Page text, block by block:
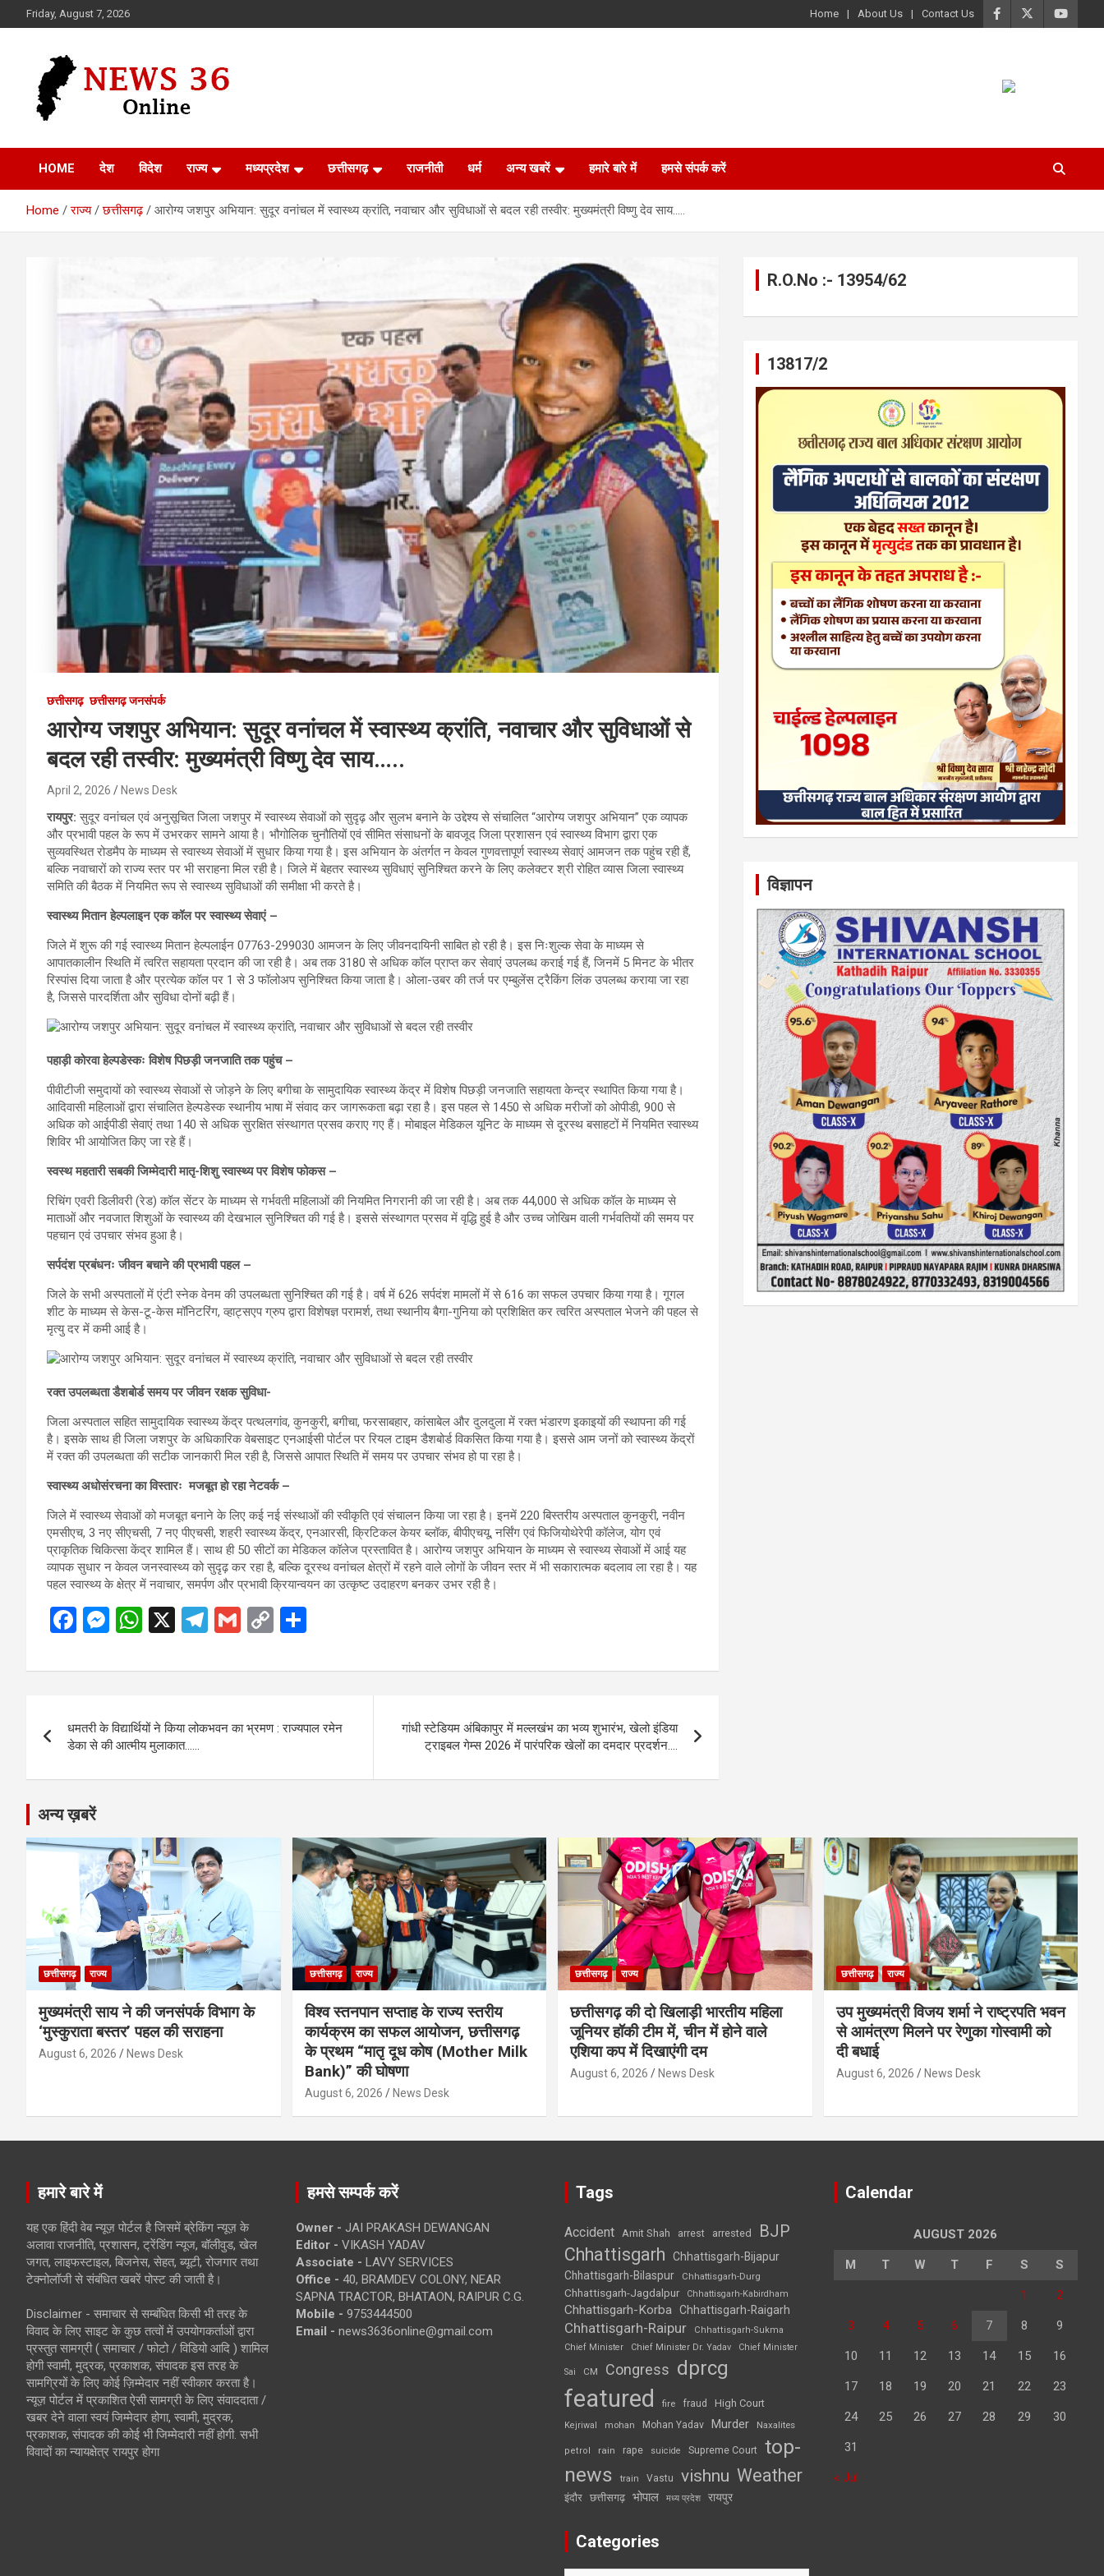
to
Friday, August 7, 2026 Home About Us Contact Us
News 36
HOME देश विदेश राज्य मध्यप्रदेश छत्तीसगढ़ राजनीती धर्म अन्य खबरें हमारे बारे में हमसे संपर्क करें
Home राज्य छत्तीसगढ़ आरोग्य जशपुर अभियान: सुदूर वनांचल में स्वास्थ्य क्रांति, नवाचार और सुविधाओं से बदल रही तस्वीर: मुख्यमंत्री विष्णु देव साय…..
छत्तीसगढ़ छत्तीसगढ़ जनसंपर्क
आरोग्य जशपुर अभियान: सुदूर वनांचल में स्वास्थ्य क्रांति, नवाचार और सुविधाओं से
बदल रही तस्वीर: मुख्यमंत्री विष्णु देव साय…..
April 2, 2026 News Desk
रायपुर:सुदूर वनांचल एवं अनुसूचित जिला जशपुर में स्वास्थ्य सेवाओं को सुदृढ़ और सुलभ बनाने के उद्देश्य से संचालित “आरोग्य जशपुर अभियान” एक व्यापक
और प्रभावी पहल के रूप में उभरकर सामने आया है। भौगोलिक चुनौतियों एवं सीमित संसाधनों के बावजूद जिला प्रशासन एवं स्वास्थ्य विभाग द्वारा एक
सुव्यवस्थित रोडमैप के माध्यम से स्वास्थ्य सेवाओं में सुधार किया गया है। इस अभियान के अंतर्गत न केवल गुणवत्तापूर्ण स्वास्थ्य सेवाएं आमजन तक पहुंच रही हैं,
बल्कि नवाचारों को राज्य स्तर पर भी सराहना मिल रही है। जिले में बेहतर स्वास्थ्य सुविधाएं सुनिश्चित करने के लिए कलेक्टर श्री रोहित व्यास जिला स्वास्थ्य
समिति की बैठक में नियमित रूप से स्वास्थ्य सुविधाओं की समीक्षा भी करते है।
स्वास्थ्य मितान हेल्पलाइन एक कॉल पर स्वास्थ्य सेवाएं –
जिले में शुरू की गई स्वास्थ्य मितान हेल्पलाईन 07763-299030 आमजन के लिए जीवनदायिनी साबित हो रही है। इस निःशुल्क सेवा के माध्यम से
आपातकालीन स्थिति में त्वरित सहायता प्रदान की जा रही है। अब तक 3180 से अधिक कॉल प्राप्त कर सेवाएं उपलब्ध कराई गई हैं, जिनमें 5 मिनट के भीतर
रिस्पांस दिया जाता है और प्रत्येक कॉल पर 1 से 3 फॉलोअप सुनिश्चित किया जाता है। ओला-उबर की तर्ज पर एम्बुलेंस ट्रैकिंग लिंक उपलब्ध कराया जा रहा
है, जिससे पारदर्शिता और सुविधा दोनों बढ़ी हैं।
पहाड़ी कोरवा हेल्पडेस्कः विशेष पिछड़ी जनजाति तक पहुंच –
पीवीटीजी समुदायों को स्वास्थ्य सेवाओं से जोड़ने के लिए बगीचा के सामुदायिक स्वास्थ्य केंद्र में विशेष पिछड़ी जनजाति सहायता केन्द्र स्थापित किया गया है।
आदिवासी महिलाओं द्वारा संचालित हेल्पडेस्क स्थानीय भाषा में संवाद कर जागरूकता बढ़ा रहा है। इस पहल से 1450 से अधिक मरीजों को ओपीडी, 900 से
अधिक को आईपीडी सेवाएं तथा 140 से अधिक सुरक्षित संस्थागत प्रसव कराए गए हैं। मोबाइल मेडिकल यूनिट के माध्यम से दूरस्थ बसाहटों में नियमित स्वास्थ्य
शिविर भी आयोजित किए जा रहे हैं।
स्वस्थ महतारी सबकी जिम्मेदारी मातृ-शिशु स्वास्थ्य पर विशेष फोकस –
रिचिंग एवरी डिलीवरी (रेड) कॉल सेंटर के माध्यम से गर्भवती महिलाओं की नियमित निगरानी की जा रही है। अब तक 44,000 से अधिक कॉल के माध्यम से
माताओं और नवजात शिशुओं के स्वास्थ्य की देखभाल सुनिश्चित की गई है। इससे संस्थागत प्रसव में वृद्धि हुई है और उच्च जोखिम वाली गर्भवतियों की समय पर
पहचान एवं उपचार संभव हुआ है।
सर्पदंश प्रबंधनः जीवन बचाने की प्रभावी पहल –
जिले के सभी अस्पतालों में एंटी स्नेक वेनम की उपलब्धता सुनिश्चित की गई है। वर्ष में 626 सर्पदंश मामलों में से 616 का सफल उपचार किया गया है। गूगल
शीट के माध्यम से केस-टू-केस मॉनिटरिंग, व्हाट्सएप ग्रुप द्वारा विशेषज्ञ परामर्श, तथा स्थानीय बैगा-गुनिया को प्रशिक्षित कर त्वरित अस्पताल भेजने की पहल से
मृत्यु दर में कमी आई है।
रक्त उपलब्धता डैशबोर्ड समय पर जीवन रक्षक सुविधा-
जिला अस्पताल सहित सामुदायिक स्वास्थ्य केंद्र पत्थलगांव, कुनकुरी, बगीचा, फरसाबहार, कांसाबेल और दुलदुला में रक्त भंडारण इकाइयों की स्थापना की गई
है। इसके साथ ही जिला जशपुर के अधिकारिक वेबसाइट एनआईसी पोर्टल पर रियल टाइम डैशबोर्ड विकसित किया गया है। इससे आम जनों को स्वास्थ्य केंद्रों
में रक्त की उपलब्धता की सटीक जानकारी मिल रही है, जिससे आपात स्थिति में समय पर उपचार संभव हो पा रहा है।
स्वास्थ्य अधोसंरचना का विस्तारः मजबूत हो रहा नेटवर्क –
जिले में स्वास्थ्य सेवाओं को मजबूत बनाने के लिए कई नई संस्थाओं की स्वीकृति एवं संचालन किया जा रहा है। इनमें 220 बिस्तरीय अस्पताल कुनकुरी, नवीन
एमसीएच, 3 नए सीएचसी, 7 नए पीएचसी, शहरी स्वास्थ्य केंद्र, एनआरसी, क्रिटिकल केयर ब्लॉक, बीपीएचयू, नर्सिंग एवं फिजियोथेरेपी कॉलेज, योग एवं
प्राकृतिक चिकित्सा केंद्र शामिल हैं। साथ ही 50 सीटों का मेडिकल कॉलेज प्रस्तावित है। आरोग्य जशपुर अभियान के माध्यम से स्वास्थ्य सेवाओं में आई यह
व्यापक सुधार न केवल जनस्वास्थ्य को सुदृढ़ कर रहा है, बल्कि दूरस्थ वनांचल क्षेत्रों में रहने वाले लोगों के जीवन स्तर में भी सकारात्मक बदलाव ला रहा है। यह
पहल स्वास्थ्य के क्षेत्र में नवाचार, समर्पण और प्रभावी क्रियान्वयन का उत्कृष्ट उदाहरण बनकर उभर रही है।
F
ce
o
o
k
M
se
g
er
W
at
A
p
p
X
T
e
a
G
ail
C
py
n
ar
navigation
धमतरी के विद्यार्थियों ने किया लोकभवन का भ्रमण : राज्यपाल रमेन
डेका से की आत्मीय मुलाकात……
गांधी स्टेडियम अंबिकापुर में मल्लखंभ का भव्य शुभारंभ, खेलो इंडिया
ट्राइबल गेम्स 2026 में पारंपरिक खेलों का दमदार प्रदर्शन….
R.O.No :- 13954/62
13817/2
विज्ञापन
अन्य ख़बरें
छत्तीसगढ़ राज्य
मुख्यमंत्री साय ने की जनसंपर्क विभाग के
‘मुस्कुराता बस्तर’ पहल की सराहना
August 6, 2026 News Desk
छत्तीसगढ़ राज्य
विश्व स्तनपान सप्ताह के राज्य स्तरीय
कार्यक्रम का सफल आयोजन, छत्तीसगढ़
के प्रथम “मातृ दूध कोष (Mother Milk
Bank)” की घोषणा
August 6, 2026 News Desk
छत्तीसगढ़ राज्य
छत्तीसगढ़ की दो खिलाड़ी भारतीय महिला
जूनियर हॉकी टीम में, चीन में होने वाले
एशिया कप में दिखाएंगी दम
August 6, 2026 News Desk
छत्तीसगढ़ राज्य
उप मुख्यमंत्री विजय शर्मा ने राष्ट्रपति भवन
से आमंत्रण मिलने पर रेणुका गोस्वामी को
दी बधाई
August 6, 2026 News Desk
हमारे बारे में
यह एक हिंदी वेब न्यूज़ पोर्टल है जिसमें ब्रेकिंग न्यूज़ के
अलावा राजनीति, प्रशासन, ट्रेंडिंग न्यूज, बॉलीवुड, खेल
जगत, लाइफस्टाइल, बिजनेस, सेहत, ब्यूटी, रोजगार तथा
टेक्नोलॉजी से संबंधित खबरें पोस्ट की जाती है।
Disclaimer - समाचार से सम्बंधित किसी भी तरह के
विवाद के लिए साइट के कुछ तत्वों में उपयोगकर्ताओं द्वारा
प्रस्तुत सामग्री ( समाचार / फोटो / विडियो आदि ) शामिल
होगी स्वामी, मुद्रक, प्रकाशक, संपादक इस तरह के
सामग्रियों के लिए कोई ज़िम्मेदार नहीं स्वीकार करता है।
न्यूज़ पोर्टल में प्रकाशित ऐसी सामग्री के लिए संवाददाता /
खबर देने वाला स्वयं जिम्मेदार होगा, स्वामी, मुद्रक,
प्रकाशक, संपादक की कोई भी जिम्मेदारी नहीं होगी. सभी
विवादों का न्यायक्षेत्र रायपुर होगा
हमसे सम्पर्क करें
Owner - JAI PRAKASH DEWANGAN
Editor - VIKASH YADAV
Associate - LAVY SERVICES
Office - 40, BRAMDEV COLONY, NEAR
SAPNA TRACTOR, BHATAON, RAIPUR C.G.
Mobile - 9753444500
Email - news3636online@gmail.com
Tags
Accident Amit Shah arrest arrested BJP
Chhattisgarh
Chhattisgarh-Bijapur
Chhattisgarh-Bilaspur
Chhattisgarh-Durg
Chhattisgarh-Jagdalpur Chhattisgarh-Kabirdham
Chhattisgarh-Korba Chhattisgarh-Raigarh
Chhattisgarh-Raipur
Chhattisgarh-Sukma
Chief Minister
Chief Minister Dr. Yadav Chief Minister
Sai CM Congress dprcg
featured fire fraud High Court
Kejriwal mohan Mohan Yadav Murder Naxalites
petrol rain rape suicide Supreme Court top-
news
train Vastu vishnu Weather
इंदौर छत्तीसगढ़ भोपाल मध्य प्रदेश रायपुर
Categories
Calendar
AUGUST 2026
M T W T F S S
1 2
3 4 5 6 7 8 9
10 11 12 13 14 15 16
17 18 19 20 21 22 23
24 25 26 27 28 29 30
31
« Jul